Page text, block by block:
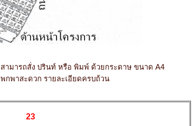
สามารถสั่ง ปรินท์ หรือ พิมพ์ ด้วยกระดาษ ขนาด A4
พกพาสะดวก รายละเอียดครบถ้วน
23